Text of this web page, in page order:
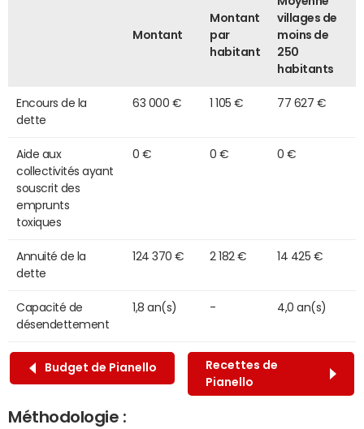
Montant
Montant
par
habitant
villages de
moins de
250
habitants
Encours de la
dette
63 000 € 1 105 € 77 627 €
Aide aux
collectivités ayant
souscrit des
emprunts
toxiques
0 € 0 € 0 €
Annuité de la
dette
124 370 € 2 182 € 14 425 €
Capacité de
désendettement
1,8 an(s) - 4,0 an(s)
Budget de Pianello
Recettes de
Pianello
Méthodologie :